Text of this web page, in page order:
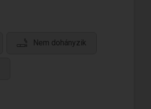
Nem dohányzik